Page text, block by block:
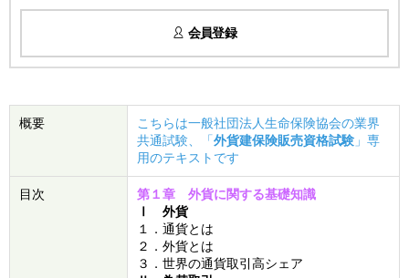
会員登録
概要
こちらは一般社団法人生命保険協会の業界
共通試験、「外貨建保険販売資格試験 」専
用のテキストです
目次
第１章 外貨に関する基礎知識
Ⅰ 外貨
１．通貨とは
２．外貨とは
３．世界の通貨取引高シェア